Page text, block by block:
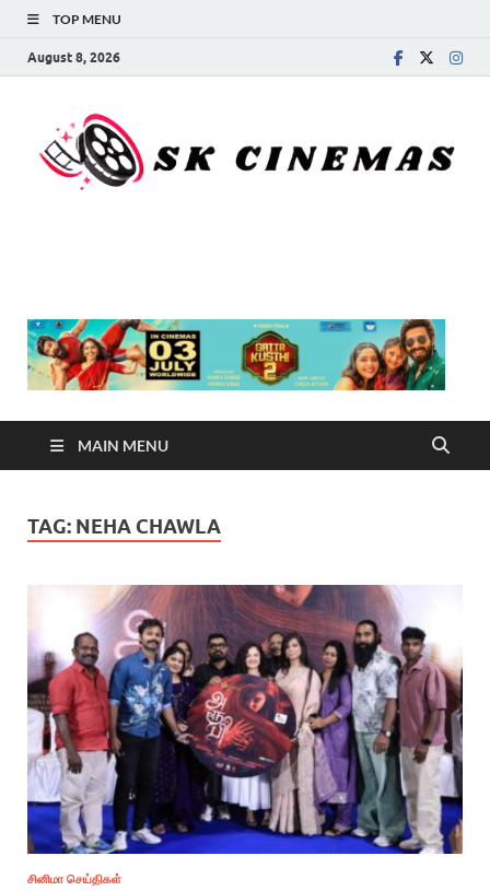
TOP MENU
August 8, 2026
MAIN MENU
TAG: NEHA CHAWLA
சினிமா செய்திகள்